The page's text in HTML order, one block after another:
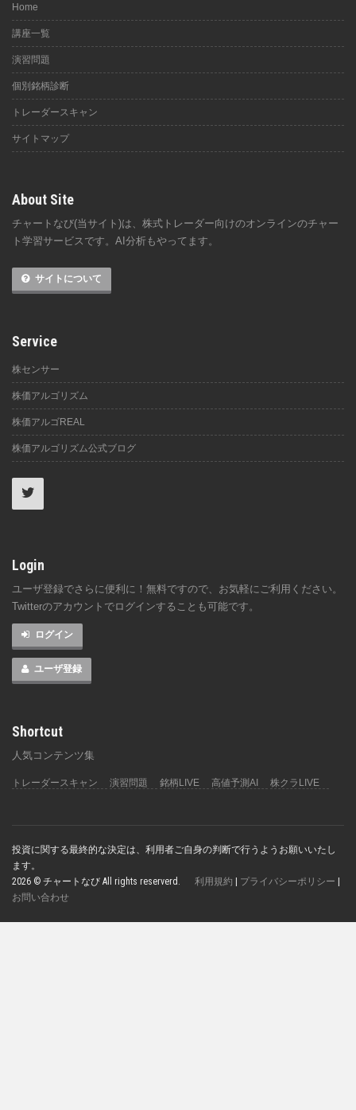
Home
講座一覧
演習問題
個別銘柄診断
トレーダースキャン
サイトマップ
About Site
チャートなび(当サイト)は、株式トレーダー向けのオンラインのチャー
ト学習サービスです。AI分析もやってます。
サイトについて
Service
株センサー
株価アルゴリズム
株価アルゴREAL
株価アルゴリズム公式ブログ
Login
ユーザ登録でさらに便利に！無料ですので、お気軽にご利用ください。
Twitterのアカウントでログインすることも可能です。
ログイン
ユーザ登録
Shortcut
人気コンテンツ集
トレーダースキャン 演習問題 銘柄LIVE 高値予測AI 株クラLIVE
投資に関する最終的な決定は、利用者ご自身の判断で行うようお願いいたし
ます。
2026 © チャートなび All rights reserverd. 利用規約 プライバシーポリシー
お問い合わせ